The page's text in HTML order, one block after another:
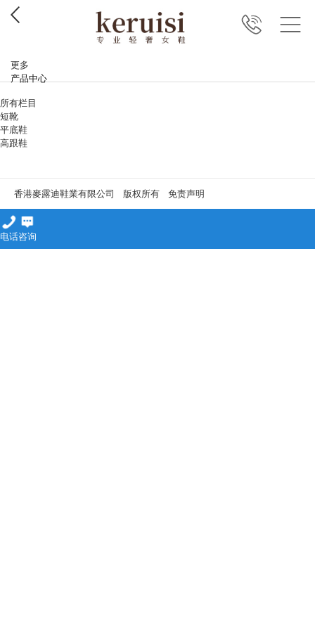
更多
产品中心
所有栏目
短靴
平底鞋
高跟鞋
香港麥露迪鞋業有限公司 版权所有 免责声明
电话咨询